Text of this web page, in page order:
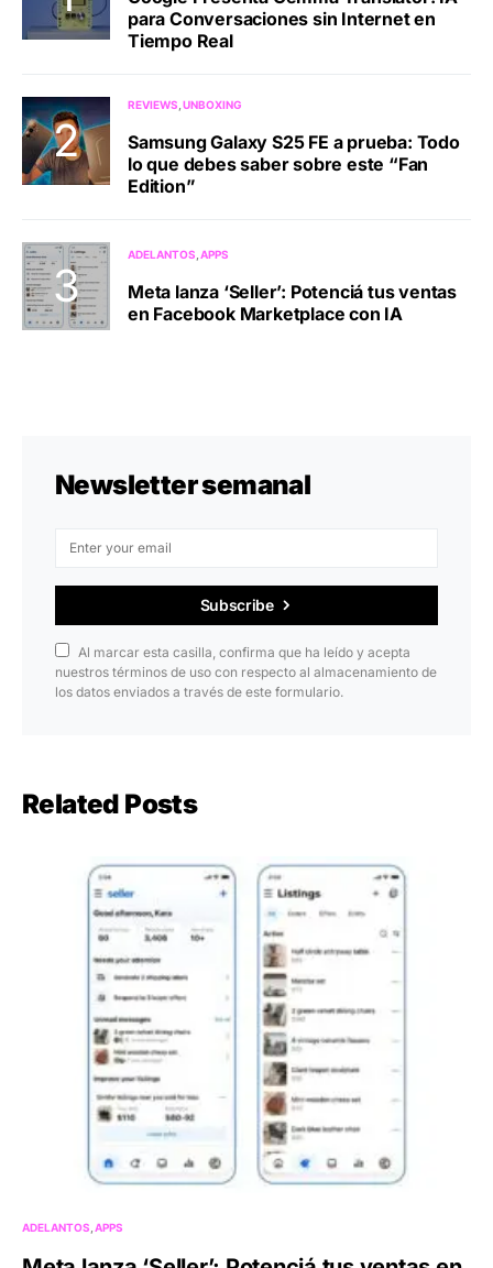
para Conversaciones sin Internet en
Tiempo Real
REVIEWS UNBOXING
Samsung Galaxy S25 FE a prueba: Todo
lo que debes saber sobre este “Fan
Edition”
ADELANTOS APPS
Meta lanza ‘Seller’: Potenciá tus ventas
en Facebook Marketplace con IA
Newsletter semanal
Subscribe
Al marcar esta casilla, confirma que ha leído y acepta
nuestros términos de uso con respecto al almacenamiento de
los datos enviados a través de este formulario.
Related Posts
ADELANTOS APPS